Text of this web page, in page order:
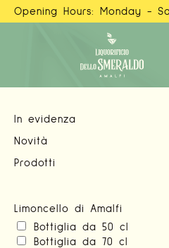
Opening Hours: Monday -
In evidenza
Novità
Prodotti
Limoncello di Amalfi
Bottiglia da 50 cl
Bottiglia da 70 cl